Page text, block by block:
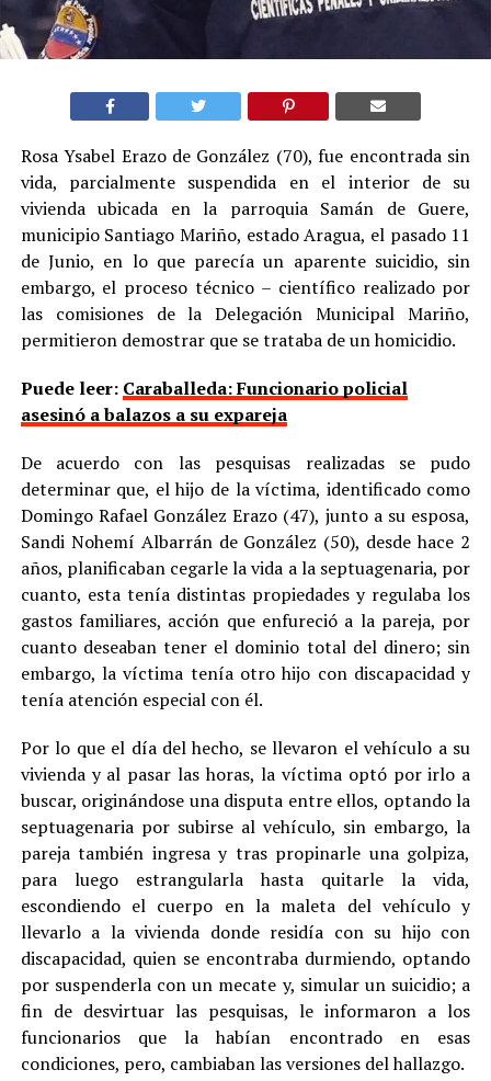
Rosa Ysabel Erazo de González (70), fue encontrada sin
vida, parcialmente suspendida en el interior de su
vivienda ubicada en la parroquia Samán de Guere,
municipio Santiago Mariño, estado Aragua, el pasado 11
de Junio, en lo que parecía un aparente suicidio, sin
embargo, el proceso técnico – científico realizado por
las comisiones de la Delegación Municipal Mariño,
permitieron demostrar que se trataba de un homicidio.
Puede leer: Caraballeda: Funcionario policial
asesinó a balazos a su expareja
De acuerdo con las pesquisas realizadas se pudo
determinar que, el hijo de la víctima, identificado como
Domingo Rafael González Erazo (47), junto a su esposa,
Sandi Nohemí Albarrán de González (50), desde hace 2
años, planificaban cegarle la vida a la septuagenaria, por
cuanto, esta tenía distintas propiedades y regulaba los
gastos familiares, acción que enfureció a la pareja, por
cuanto deseaban tener el dominio total del dinero; sin
embargo, la víctima tenía otro hijo con discapacidad y
tenía atención especial con él.
Por lo que el día del hecho, se llevaron el vehículo a su
vivienda y al pasar las horas, la víctima optó por irlo a
buscar, originándose una disputa entre ellos, optando la
septuagenaria por subirse al vehículo, sin embargo, la
pareja también ingresa y tras propinarle una golpiza,
para luego estrangularla hasta quitarle la vida,
escondiendo el cuerpo en la maleta del vehículo y
llevarlo a la vivienda donde residía con su hijo con
discapacidad, quien se encontraba durmiendo, optando
por suspenderla con un mecate y, simular un suicidio; a
fin de desvirtuar las pesquisas, le informaron a los
funcionarios que la habían encontrado en esas
condiciones, pero, cambiaban las versiones del hallazgo.